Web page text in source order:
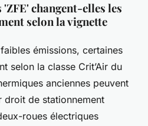
'ZFE' changent-elles les
selon la vignette
émissions, certaines
selon la classe Crit’Air du
anciennes peuvent
droit de stationnement
roues électriques